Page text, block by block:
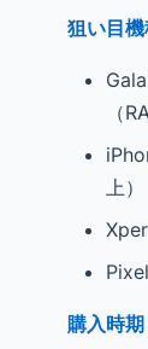
狙い目
（
上）
購入時期